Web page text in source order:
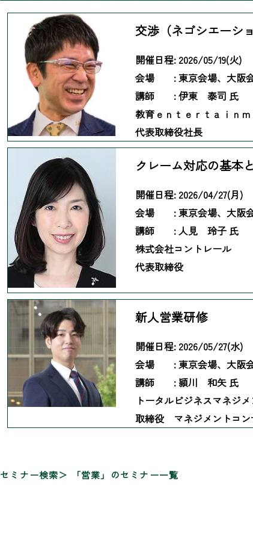
交渉（ネゴシエーシ
開催日程: 2026/05/19(
会場 : 東京会場、大阪
講師 :伊東 泰司 氏
教育ｅｎｔｅｒｔａｉｎ
代表取締役社長
クレーム対応の基本
開催日程: 2026/04/27(
会場 : 東京会場、大阪
講師 : 人見 玲子 氏
株式会社コントレール
代表取締役
新人営業研修
開催日程: 2026/05/27(
会場 :東京会場、大阪
講師 : 頴川 和矢 氏
トータルビジネスマネジ
取締役 マネジメントコン
セミナー検索 「営業」のセミナー一覧